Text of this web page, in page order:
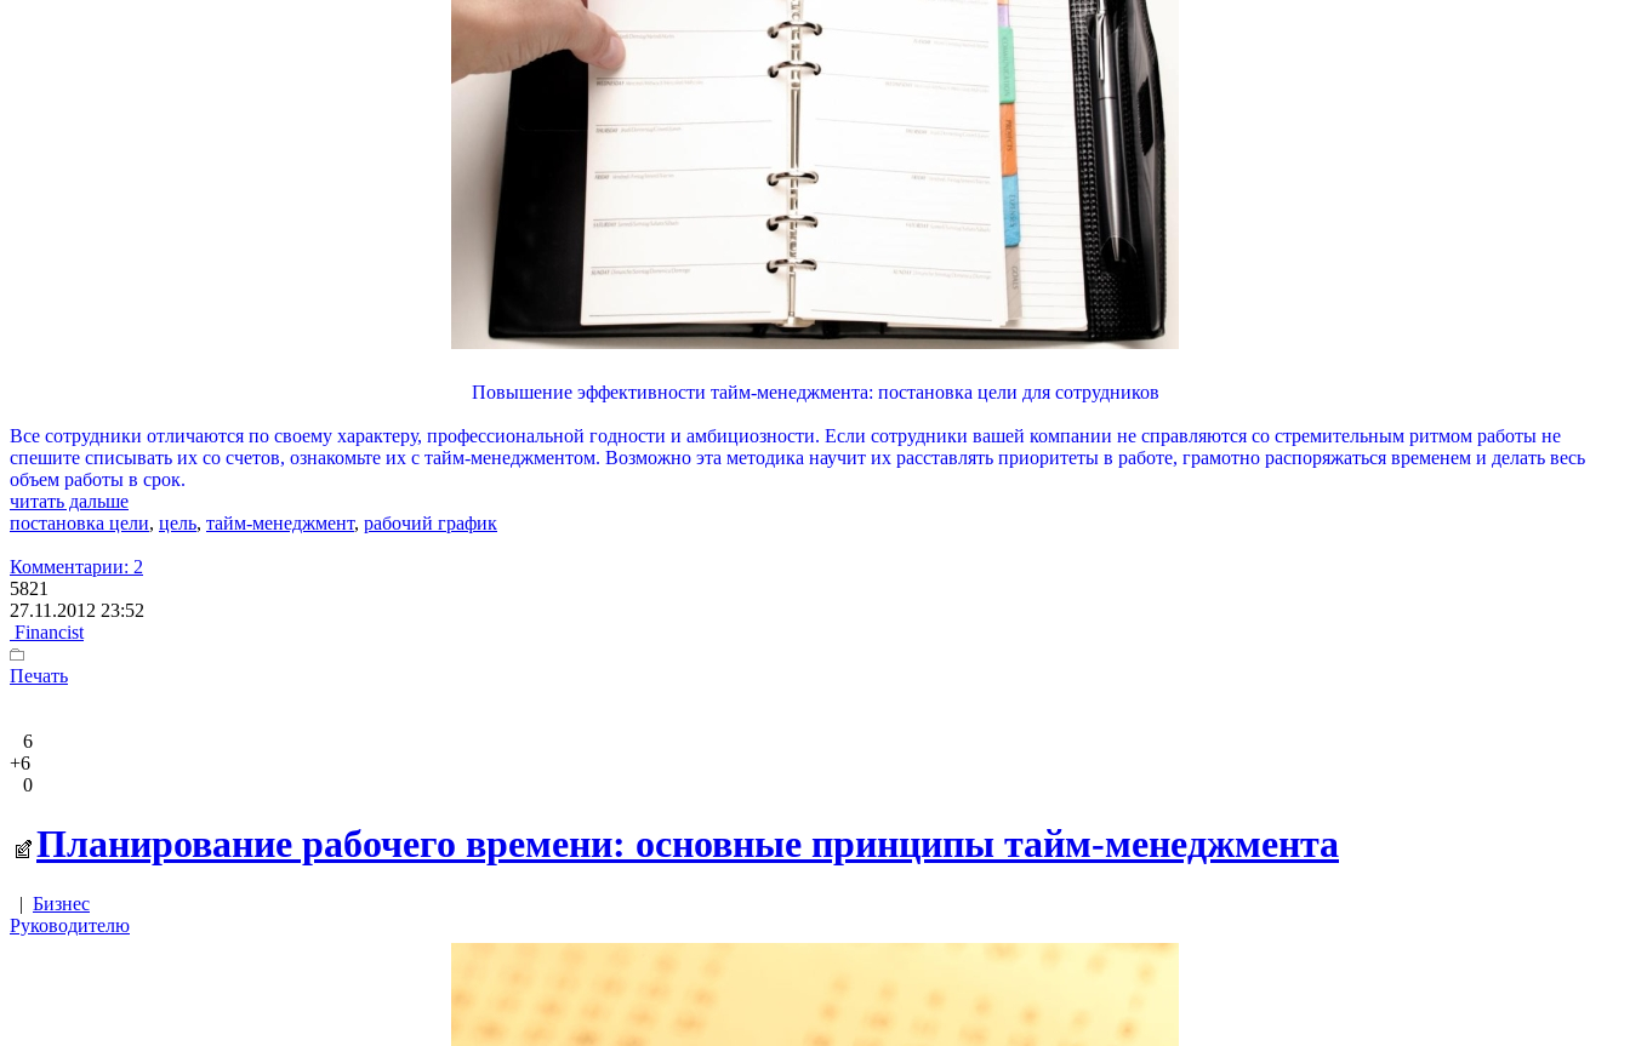
Повышение эффективности тайм-менеджмента: постановка цели для сотрудников
Все сотрудники отличаются по своему характеру, профессиональной годности и амбициозности. Если сотрудники вашей компании не справляются со стремительным ритмом работы не
спешите списывать их со счетов, ознакомьте их с тайм-менеджментом. Возможно эта методика научит их расставлять приоритеты в работе, грамотно распоряжаться временем и делать весь
объем работы в срок.
читать дальше
постановка цели, цель, тайм-менеджмент, рабочий график
Комментарии: 2
5821
27.11.2012 23:52
Financist
Печать
6
+6
0
Планирование рабочего времени: основные принципы тайм-менеджмента
| Бизнес
Руководителю